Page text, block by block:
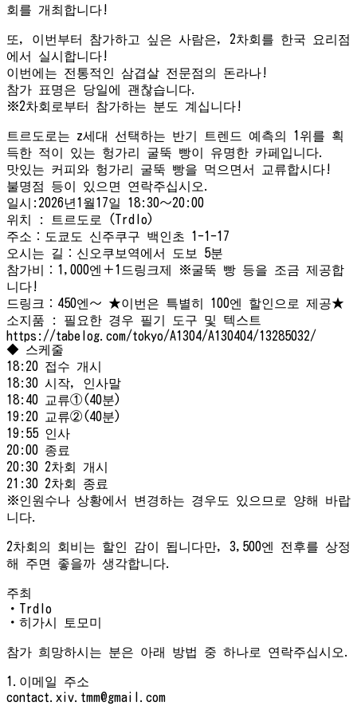
회를 개최합니다!
또, 이번부터 참가하고 싶은 사람은, 2차회를 한국 요리점
에서 실시합니다!
이번에는 전통적인 삼겹살 전문점의 돈라나!
참가 표명은 당일에 괜찮습니다.
※2차회로부터 참가하는 분도 계십니다!
트르도로는 z세대 선택하는 반기 트렌드 예측의 1위를 획
득한 적이 있는 헝가리 굴뚝 빵이 유명한 카페입니다.
맛있는 커피와 헝가리 굴뚝 빵을 먹으면서 교류합시다!
불명점 등이 있으면 연락주십시오.
일시:2026년1월17일 18:30～20:00
위치 : 트르도로 (Trdlo)
주소：도쿄도 신주쿠구 백인초 1-1-17
오시는 길：신오쿠보역에서 도보 5분
참가비：1,000엔＋1드링크제 ※굴뚝 빵 등을 조금 제공합
니다!
드링크：450엔～ ★이번은 특별히 100엔 할인으로 제공★
소지품 : 필요한 경우 필기 도구 및 텍스트
https://tabelog.com/tokyo/A1304/A130404/13285032/
◆ 스케줄
18:20 접수 개시
18:30 시작, 인사말
18:40 교류①(40분)
19:20 교류②(40분)
19:55 인사
20:00 종료
20:30 2차회 개시
21:30 2차회 종료
※인원수나 상황에서 변경하는 경우도 있으므로 양해 바랍
니다.
2차회의 회비는 할인 감이 됩니다만, 3,500엔 전후를 상정
해 주면 좋을까 생각합니다.
주최
・Trdlo
・히가시 토모미
참가 희망하시는 분은 아래 방법 중 하나로 연락주십시오.
1.이메일 주소
contact.xiv.tmm@gmail.com